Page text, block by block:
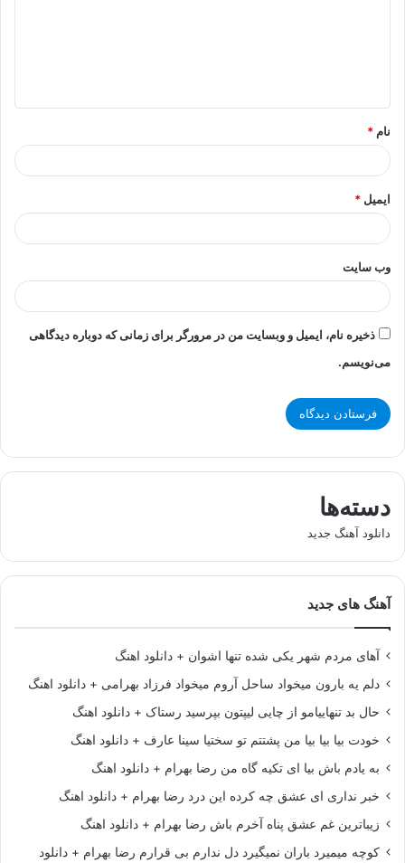
*
نام *
ایمیل *
وب‌ سایت
ذخیره نام، ایمیل و وبسایت من در مرورگر برای زمانی که دوباره دیدگاهی
می‌نویسم.
دسته‌ها
دانلود آهنگ جدید
آهنگ های جدید
آهای مردم شهر یکی شده تنها اشوان + دانلود اهنگ
دلم یه بارون میخواد ساحل آروم میخواد فرزاد بهرامی + دانلود اهنگ
حال بد تنهاییامو از چایی لیپتون بپرسید رستاک + دانلود اهنگ
خودت بیا بیا بیا من پشتتم تو سختیا سینا عارف + دانلود اهنگ
به یادم باش بیا ای تکیه گاه من رضا بهرام + دانلود اهنگ
خبر نداری ای عشق چه کرده این درد رضا بهرام + دانلود اهنگ
زیباترین غم عشق پناه آخرم باش رضا بهرام + دانلود اهنگ
کوچه میمیرد باران نمیگیرد دل ندارم بی قرارم رضا بهرام + دانلود